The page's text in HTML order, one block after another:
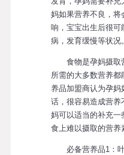
妈如果营养不良，将
响，宝宝出生后很可
病，发育缓慢等状况。
食物是孕妈摄取
所需的大多数营养
养品加盟商认为孕
话，很容易造成营
妈可以适当的补充
食上难以摄取的营养
必备营养品1：